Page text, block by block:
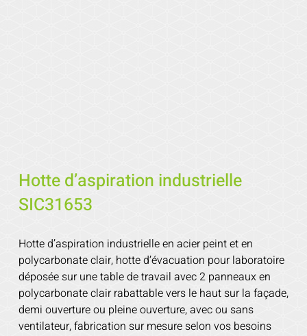
Hotte d’aspiration industrielle
SIC31653
Hotte d’aspiration industrielle en acier peint et en
polycarbonate clair, hotte d’évacuation pour laboratoire
déposée sur une table de travail avec 2 panneaux en
polycarbonate clair rabattable vers le haut sur la façade,
demi ouverture ou pleine ouverture, avec ou sans
ventilateur, fabrication sur mesure selon vos besoins